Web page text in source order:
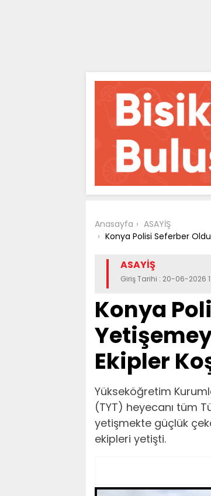
Anasayfa
ASAYİŞ
Konya Polisi Seferber
ASAYİŞ
Giriş Tarihi : 20-06-2026
Konya
Ekipler
Yükseköğretim
(TYT) heyecanı tüm
yetişmekte güçlük
ekipleri yetişti.